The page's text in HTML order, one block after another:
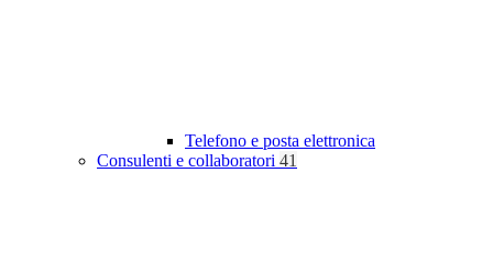
Telefono e posta elettronica
Consulenti e collaboratori 41